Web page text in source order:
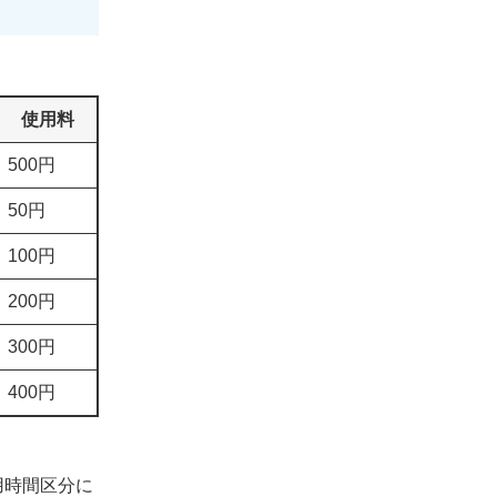
使用料
500円
50円
100円
200円
300円
400円
間区分に